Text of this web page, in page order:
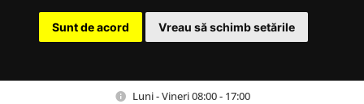
Sunt de acord Vreau să schimb setările
Luni - Vineri 08:00 - 17:00